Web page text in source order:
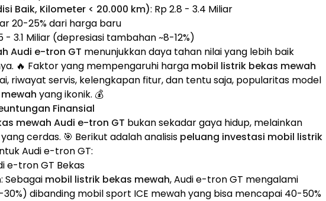
Baik, Kilometer < 20.000 km): Rp 2.8 - 3.4 Miliar
20-25% dari harga baru
- 3.1 Miliar (depresiasi tambahan ~8-12%)
Audi e-tron GT menunjukkan daya tahan nilai yang lebih baik
🔥 Faktor yang mempengaruhi harga mobil listrik bekas mewah
riwayat servis, kelengkapan fitur, dan tentu saja, popularitas model
yang ikonik. 💰
Finansial
mewah Audi e-tron GT bukan sekadar gaya hidup, melainkan
cerdas. 🎯 Berikut adalah analisis peluang investasi mobil listrik
Audi e-tron GT:
e-tron GT Bekas
: Sebagai mobil listrik bekas mewah, Audi e-tron GT mengalami
dibanding mobil sport ICE mewah yang bisa mencapai 40-50%